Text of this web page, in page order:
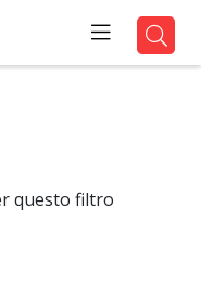
questo filtro